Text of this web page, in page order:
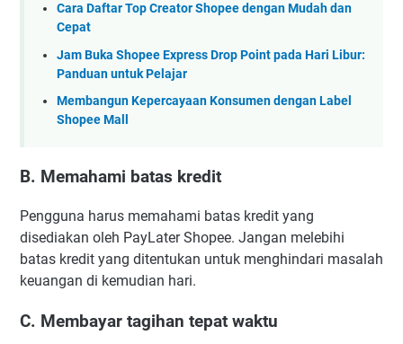
Cara Daftar Top Creator Shopee dengan Mudah dan
Cepat
Jam Buka Shopee Express Drop Point pada Hari Libur:
Panduan untuk Pelajar
Membangun Kepercayaan Konsumen dengan Label
Shopee Mall
B. Memahami batas kredit
Pengguna harus memahami batas kredit yang
disediakan oleh PayLater Shopee. Jangan melebihi
batas kredit yang ditentukan untuk menghindari masalah
keuangan di kemudian hari.
C. Membayar tagihan tepat waktu